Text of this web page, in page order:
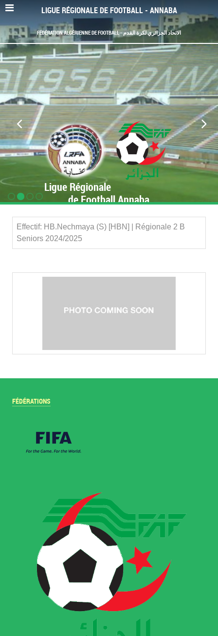
LIGUE RÉGIONALE DE FOOTBALL - ANNABA
FÉDÉRATION ALGÉRIENNE DE FOOTBALL - الاتحاد الجزائري لكرة القدم
Ligue Régionale
de Football Annaba
Effectif: HB.Nechmaya (S) [HBN] | Régionale 2 B
Seniors 2024/2025
FÉDÉRATIONS